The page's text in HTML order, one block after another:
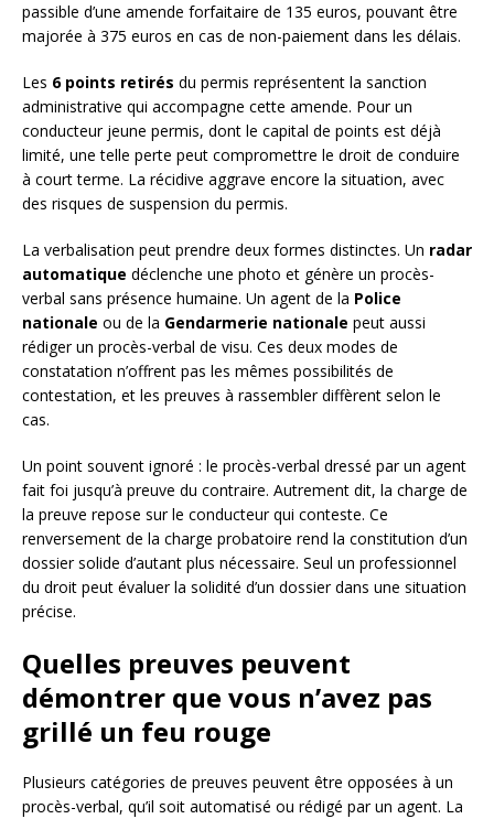
passible d’une amende forfaitaire de 135 euros, pouvant être
majorée à 375 euros en cas de non-paiement dans les délais.
Les 6 points retirés du permis représentent la sanction
administrative qui accompagne cette amende. Pour un
conducteur jeune permis, dont le capital de points est déjà
limité, une telle perte peut compromettre le droit de conduire
à court terme. La récidive aggrave encore la situation, avec
des risques de suspension du permis.
La verbalisation peut prendre deux formes distinctes. Un radar
automatique déclenche une photo et génère un procès-
verbal sans présence humaine. Un agent de la Police
nationale ou de la Gendarmerie nationale peut aussi
rédiger un procès-verbal de visu. Ces deux modes de
constatation n’offrent pas les mêmes possibilités de
contestation, et les preuves à rassembler diffèrent selon le
cas.
Un point souvent ignoré : le procès-verbal dressé par un agent
fait foi jusqu’à preuve du contraire. Autrement dit, la charge de
la preuve repose sur le conducteur qui conteste. Ce
renversement de la charge probatoire rend la constitution d’un
dossier solide d’autant plus nécessaire. Seul un professionnel
du droit peut évaluer la solidité d’un dossier dans une situation
précise.
Quelles preuves peuvent
démontrer que vous n’avez pas
grillé un feu rouge
Plusieurs catégories de preuves peuvent être opposées à un
procès-verbal, qu’il soit automatisé ou rédigé par un agent. La